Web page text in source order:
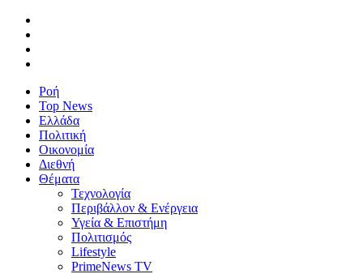
Ροή
Top News
Ελλάδα
Πολιτική
Οικονομία
Διεθνή
Θέματα
Τεχνολογία
Περιβάλλον & Ενέργεια
Υγεία & Επιστήμη
Πολιτισμός
Lifestyle
PrimeNews TV